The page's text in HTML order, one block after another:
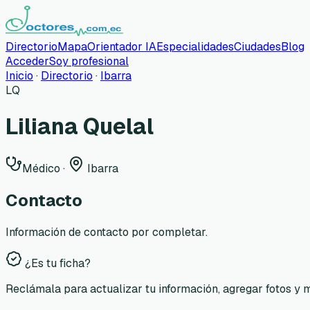
DirectorioMapaOrientador IAEspecialidadesCiudadesBlog
AccederSoy profesional
Inicio · Directorio · Ibarra
LQ
Liliana Quelal
Médico · Ibarra
Contacto
Información de contacto por completar.
¿Es tu ficha?
Reclámala para actualizar tu información, agregar fotos y